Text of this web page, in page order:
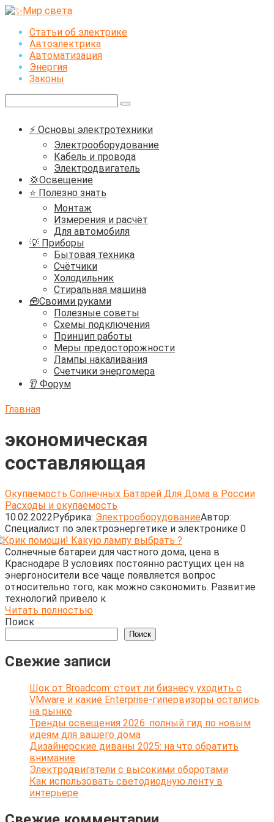
Перейти
контентуСтатьи об электрике
Автоэлектрика
Автоматизация
Энергия
Законы
⚡ Основы электротехники
Электрооборудование
Кабель и провода
Электродвигатель
💢Освещение
⭐ Полезно знать
Монтаж
Измерения и расчёт
Для автомобиля
💡 Приборы
Бытовая техника
Счётчики
Холодильник
Стиральная машина
🧰Своими руками
Полезные советы
Схемы подключения
Принцип работы
Меры предосторожности
Лампы накаливания
Счетчики энергомера
👂 Форум
Главная
экономическая
составляющая
Окупаемость Солнечных Батарей Для Дома в России
Расходы и окупаемость
10.02.2022Рубрика: ЭлектрооборудованиеАвтор:
Cпециалист по электроэнергетике и электронике 0
Солнечные батареи для частного дома, цена в
Краснодаре В условиях постоянно растущих цен на
энергоносители все чаще появляется вопрос
относительно того, как можно сэкономить. Развитие
технологий привело к
Читать полностью
Поиск
Поиск
Свежие записи
Шок от Broadcom: стоит ли бизнесу уходить с
VMware и какие Enterprise-гипервизоры остались
на рынке
Тренды освещения 2026: полный гид по новым
идеям для вашего дома
Дизайнерские диваны 2025: на что обратить
внимание
Электродвигатели с высокими оборотами
Как использовать светодиодную ленту в
интерьере